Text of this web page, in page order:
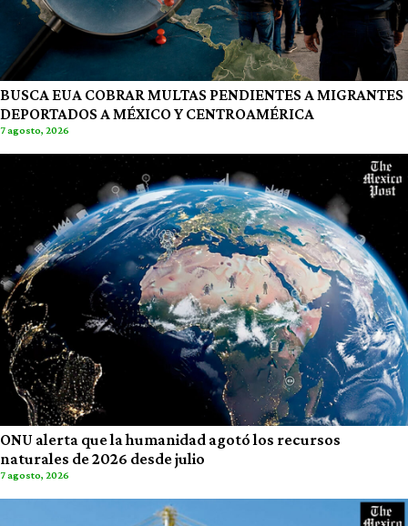
BUSCA EUA COBRAR MULTAS PENDIENTES A MIGRANTES
DEPORTADOS A MÉXICO Y CENTROAMÉRICA
7 agosto, 2026
ONU alerta que la humanidad agotó los recursos
naturales de 2026 desde julio
7 agosto, 2026